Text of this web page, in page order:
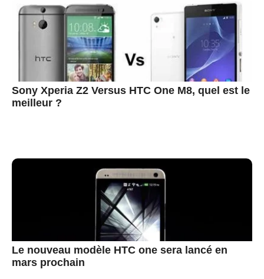
Sony Xperia Z2 Versus HTC One M8, quel est le
meilleur ?
Le nouveau modèle HTC one sera lancé en
mars prochain